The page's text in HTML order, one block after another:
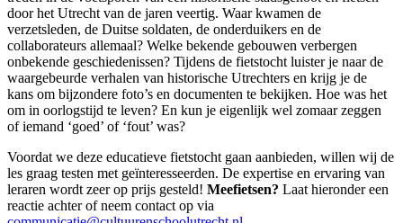
door het Utrecht van de jaren veertig. Waar kwamen de
verzetsleden, de Duitse soldaten, de onderduikers en de
collaborateurs allemaal? Welke bekende gebouwen verbergen
onbekende geschiedenissen? Tijdens de fietstocht luister je naar de
waargebeurde verhalen van historische Utrechters en krijg je de
kans om bijzondere foto’s en documenten te bekijken. Hoe was het
om in oorlogstijd te leven? En kun je eigenlijk wel zomaar zeggen
of iemand ‘goed’ of ‘fout’ was?
Voordat we deze educatieve fietstocht gaan aanbieden, willen wij de
les graag testen met geïnteresseerden. De expertise en ervaring van
leraren wordt zeer op prijs gesteld! Meefietsen? Laat hieronder een
reactie achter of neem contact op via